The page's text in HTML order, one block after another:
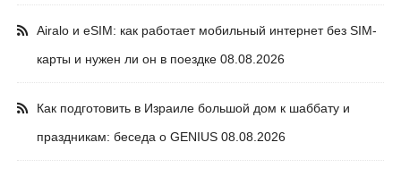
Airalo и eSIM: как работает мобильный интернет без SIM-
карты и нужен ли он в поездке 08.08.2026
Как подготовить в Израиле большой дом к шаббату и
праздникам: беседа о GENIUS 08.08.2026